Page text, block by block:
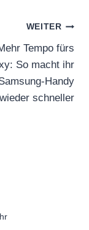
WEITER
Tempo fürs
So macht ihr
Handy
wieder schneller